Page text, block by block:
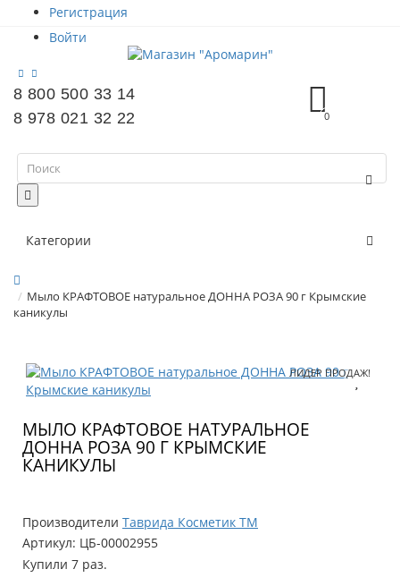
Регистрация
Войти
8 800 500 33 14
8 978 021 32 22
0
Категории
Мыло КРАФТОВОЕ натуральное ДОННА РОЗА 90 г Крымские
каникулы
ЛИДЕР ПРОДАЖ!
МЫЛО КРАФТОВОЕ НАТУРАЛЬНОЕ
ДОННА РОЗА 90 Г КРЫМСКИЕ
КАНИКУЛЫ
Производители Таврида Косметик ТМ
Артикул: ЦБ-00002955
Купили 7 раз.